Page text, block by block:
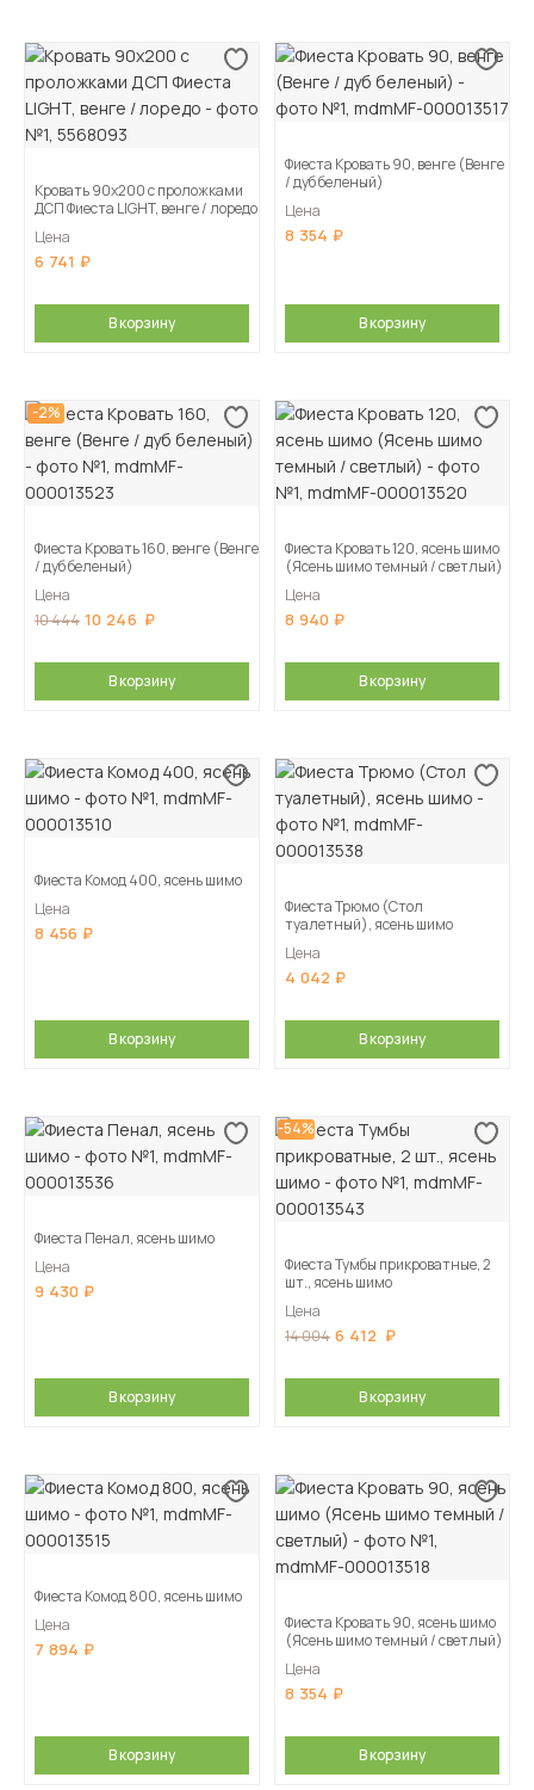
Кровать 90х200 с проложками
ДСП Фиеста LIGHT, венге / лоредо
Цена
6 741
В корзину
Фиеста Кровать 90, венге (Венге
/ дуб беленый)
Цена
8 354
В корзину
-2%
Фиеста Кровать 160, венге (Венге
/ дуб беленый)
Цена
10 444 10 246
В корзину
Фиеста Кровать 120, ясень шимо
(Ясень шимо темный / светлый)
Цена
8 940
В корзину
Фиеста Комод 400, ясень шимо
Цена
8 456
В корзину
Фиеста Трюмо (Стол
туалетный), ясень шимо
Цена
4 042
В корзину
Фиеста Пенал, ясень шимо
Цена
9 430
В корзину
-54%
Фиеста Тумбы прикроватные, 2
шт., ясень шимо
Цена
14 004 6 412
В корзину
Фиеста Комод 800, ясень шимо
Цена
7 894
В корзину
Фиеста Кровать 90, ясень шимо
(Ясень шимо темный / светлый)
Цена
8 354
В корзину